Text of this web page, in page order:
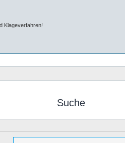
Klageverfahren!
Suche